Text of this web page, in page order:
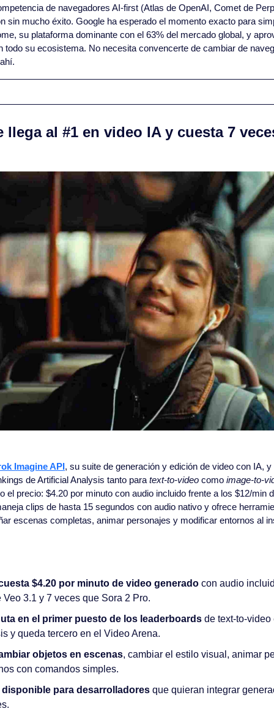
de navegadores AI-first (Atlas de OpenAI, Comet de
sin mucho éxito. Google ha esperado el momento exacto para
su plataforma dominante con el 63% del mercado global, y
todo su ecosistema. No necesita convencerte de cambiar de
llega al #1 en video IA y cuesta 7
Imagine API, su suite de generación y edición de video con IA,
de Artificial Analysis tanto para text-to-video como image-to-
el precio: $4.20 por minuto con audio incluido frente a los $12/min
clips de hasta 15 segundos con audio nativo y ofrece
escenas completas, animar personajes y modificar entornos al
$4.20 por minuto de video generado con audio
Veo 3.1 y 7 veces que Sora 2 Pro.
en el primer puesto de los leaderboards de text-to-
y queda tercero en el Video Arena.
objetos en escenas, cambiar el estilo visual, animar
con comandos simples.
disponible para desarrolladores que quieran integrar